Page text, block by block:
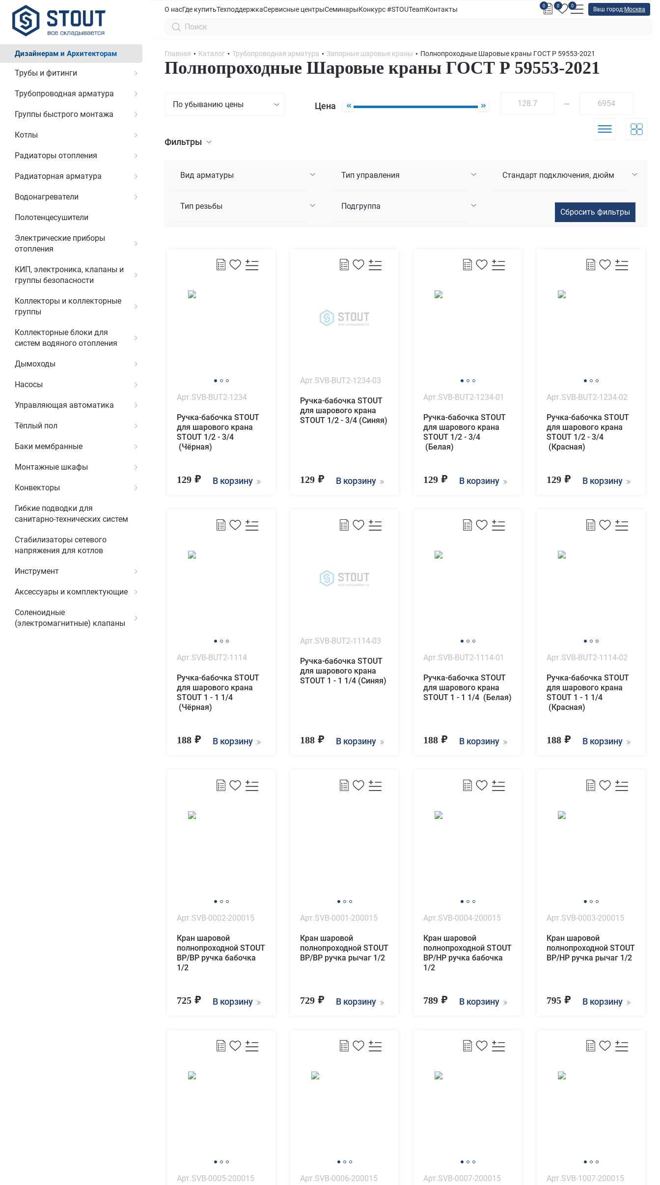
Дизайнерам и Архитекторам
Трубы и фитинги
Трубопроводная арматура
Группы быстрого монтажа
Котлы
Радиаторы отопления
Радиаторная арматура
Водонагреватели
Полотенцесушители
Электрические приборы
отопления
КИП, электроника, клапаны и
группы безопасности
Коллекторы и коллекторные
группы
Коллекторные блоки для
систем водяного отопления
Дымоходы
Насосы
Управляющая автоматика
Тёплый пол
Баки мембранные
Монтажные шкафы
Конвекторы
Гибкие подводки для
санитарно-технических систем
Стабилизаторы сетевого
напряжения для котлов
Инструмент
Аксессуары и комплектующие
Соленоидные
(электромагнитные) клапаны
О насГде купитьТехподдержкаСервисные центрыСеминарыКонкурс #STOUTeamКонтакты 0 0 0
Ваш город: Москва
Главная Каталог Трубопроводная арматура Запорные шаровые краны Полнопроходные Шаровые краны ГОСТ Р 59553-2021
Полнопроходные Шаровые краны ГОСТ Р 59553-2021
По убыванию цены Цена —
Фильтры
Вид арматуры
Тип резьбы
Тип управления
Подгруппа
Стандарт подключения, дюйм
Арт.SVB-BUT2-1234
Ручка-бабочка STOUT
для шарового крана
STOUT 1/2 - 3/4
(Чёрная)
129 В корзину
Арт.SVB-BUT2-1234-03
Ручка-бабочка STOUT
для шарового крана
STOUT 1/2 - 3/4 (Синяя)
129 В корзину
Арт.SVB-BUT2-1234-01
Ручка-бабочка STOUT
для шарового крана
STOUT 1/2 - 3/4
(Белая)
129 В корзину
Арт.SVB-BUT2-1234-02
Ручка-бабочка STOUT
для шарового крана
STOUT 1/2 - 3/4
(Красная)
129 В корзину
Арт.SVB-BUT2-1114
Ручка-бабочка STOUT
для шарового крана
STOUT 1 - 1 1/4
(Чёрная)
188 В корзину
Арт.SVB-BUT2-1114-03
Ручка-бабочка STOUT
для шарового крана
STOUT 1 - 1 1/4 (Синяя)
188 В корзину
Арт.SVB-BUT2-1114-01
Ручка-бабочка STOUT
для шарового крана
STOUT 1 - 1 1/4 (Белая)
188 В корзину
Арт.SVB-BUT2-1114-02
Ручка-бабочка STOUT
для шарового крана
STOUT 1 - 1 1/4
(Красная)
188 В корзину
Арт.SVB-0002-200015
Кран шаровой
полнопроходной STOUT
ВР/ВР ручка бабочка
1/2
725 В корзину
Арт.SVB-0001-200015
Кран шаровой
полнопроходной STOUT
ВР/ВР ручка рычаг 1/2
729 В корзину
Арт.SVB-0004-200015
Кран шаровой
полнопроходной STOUT
ВР/НР ручка бабочка
1/2
789 В корзину
Арт.SVB-0003-200015
Кран шаровой
полнопроходной STOUT
ВР/НР ручка рычаг 1/2
795 В корзину
Арт.SVB-0005-200015 Арт.SVB-0006-200015 Арт.SVB-0007-200015 Арт.SVB-1007-200015